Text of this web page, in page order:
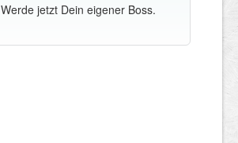
jetzt Dein eigener Boss.